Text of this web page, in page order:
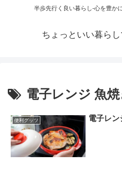
半歩先行く良い暮らし-心を豊か
ちょっといい暮ら
電子レンジ 魚
便利グッツ 電子レン